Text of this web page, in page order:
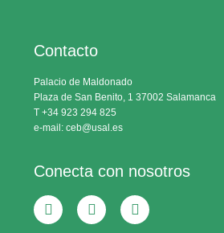
Contacto
Palacio de Maldonado
Plaza de San Benito, 1 37002 Salamanca
T +34 923 294 825
e-mail: ceb@usal.es
Conecta con nosotros